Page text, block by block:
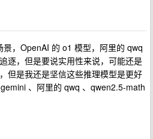
，OpenAI 的 o1 模型，阿里的 qwq
逐，但是要说实用性来说，可能还是
但是我还是坚信这些推理模型是更好
、阿里的 qwq 、qwen2.5-math